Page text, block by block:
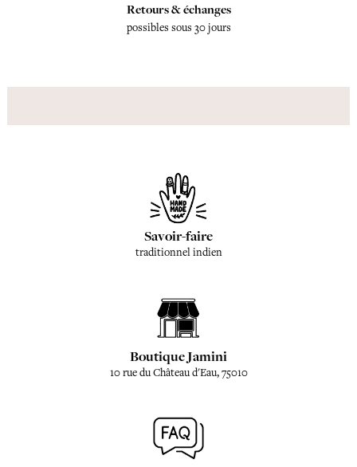
Retours & échanges
possibles sous 30 jours
Savoir-faire
traditionnel indien
Boutique Jamini
10 rue du Château d'Eau, 75010